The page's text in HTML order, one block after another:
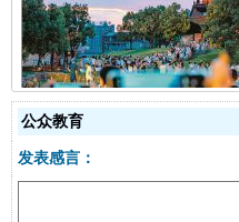
公众教育
发表感言：